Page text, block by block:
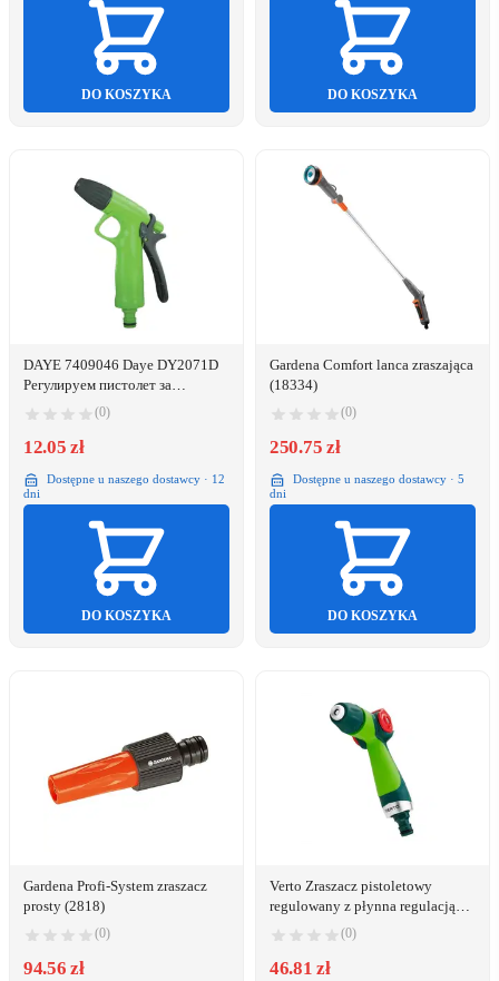
DO KOSZYKA DO KOSZYKA
DAYE 7409046 Daye DY2071D
Регулируем пистолет за
(0)
12.05 zł
Dostępne u naszego dostawcy · 12
dni
DO KOSZYKA
Gardena Comfort lanca zraszająca
(18334)
(0)
250.75 zł
Dostępne u naszego dostawcy · 5
dni
DO KOSZYKA
Gardena Profi-System zraszacz
prosty (2818)
(0)
94.56 zł
Verto Zraszacz pistoletowy
regulowany z płynna regulacją
strumienia (15G703)
(0)
46.81 zł